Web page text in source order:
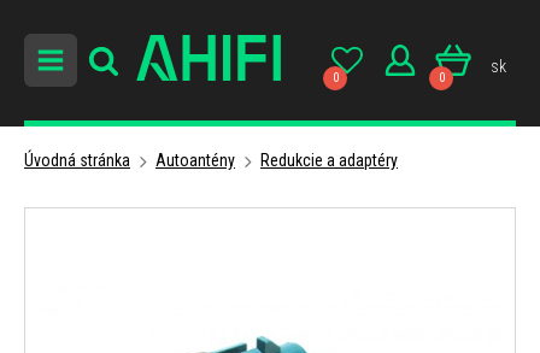
0 0
sk
Úvodná stránka Autoantény Redukcie a adaptéry